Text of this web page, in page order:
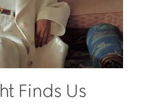
Finds Us